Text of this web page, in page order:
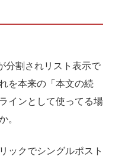
分割されリスト表示で
を本来の「本文の続
インとして使ってる場
。
ックでシングルポスト